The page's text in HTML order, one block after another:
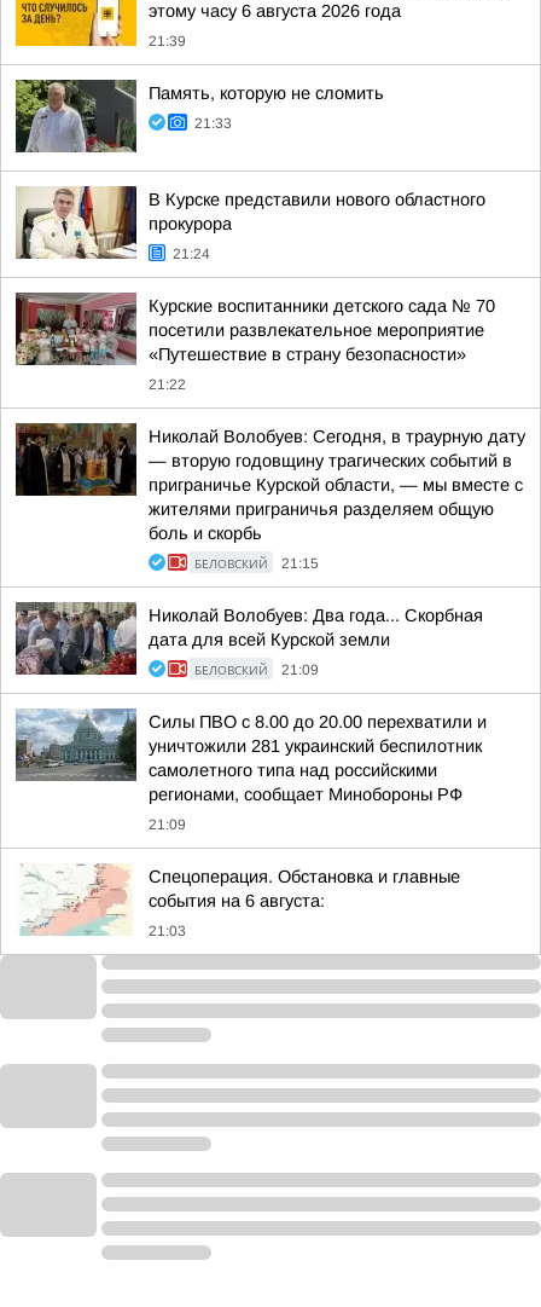
этому часу 6 августа 2026 года
21:39
Память, которую не сломить
21:33
В Курске представили нового областного
прокурора
21:24
Курские воспитанники детского сада № 70
посетили развлекательное мероприятие
«Путешествие в страну безопасности»
21:22
Николай Волобуев: Сегодня, в траурную дату
— вторую годовщину трагических событий в
приграничье Курской области, — мы вместе с
жителями приграничья разделяем общую
боль и скорбь
БЕЛОВСКИЙ 21:15
Николай Волобуев: Два года... Скорбная
дата для всей Курской земли
БЕЛОВСКИЙ 21:09
Силы ПВО с 8.00 до 20.00 перехватили и
уничтожили 281 украинский беспилотник
самолетного типа над российскими
регионами, сообщает Минобороны РФ
21:09
Спецоперация. Обстановка и главные
события на 6 августа:
21:03